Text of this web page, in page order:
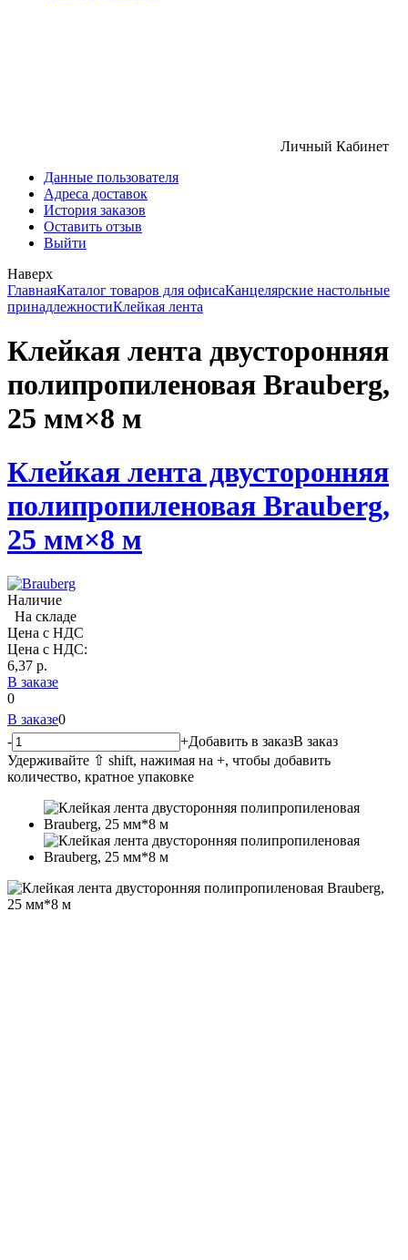
Личный Кабинет
Данные пользователя
Адреса доставок
История заказов
Оставить отзыв
Выйти
Наверх
ГлавнаяКаталог товаров для офисаКанцелярские настольные
принадлежностиКлейкая лента
Клейкая лента двусторонняя
полипропиленовая Brauberg,
25 мм×8 м
Клейкая лента двусторонняя
полипропиленовая Brauberg,
25 мм×8 м
Наличие
На складе
Цена с НДС
Цена с НДС:
6,37 p.
В заказе
0
В заказе0
-
+Добавить в заказВ заказ
Удерживайте ⇧ shift, нажимая на +, чтобы добавить
количество, кратное упаковке